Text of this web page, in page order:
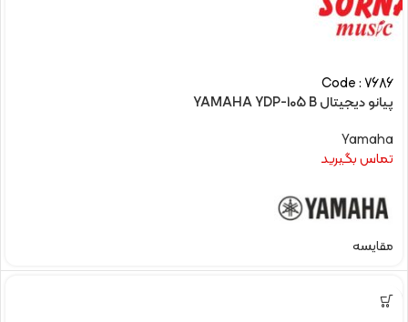
Code : 7686
پیانو دیجیتال YAMAHA YDP-105 B
Yamaha
تماس بگیرید
مقایسه